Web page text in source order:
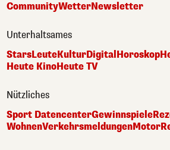
CommunityWetterNewsletter
Unterhaltsames
StarsLeuteKulturDigitalHoroskop
Heute KinoHeute TV
Nützliches
Sport DatencenterGewinnspiele
WohnenVerkehrsmeldungenMotor